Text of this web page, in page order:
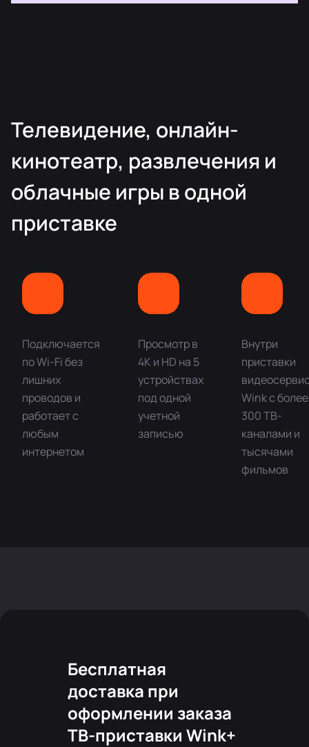
Телевидение, онлайн-
кинотеатр, развлечения и
облачные игры в одной
приставке
Подключается
по Wi-Fi без
лишних
проводов и
работает с
любым
интернетом
Просмотр в
4K и HD на 5
устройствах
под одной
учетной
записью
Внутри
приставки
Wink с более
300 ТВ-
каналами и
тысячами
фильмов
Бесплатная
доставка при
оформлении заказа
ТВ-приставки Wink+